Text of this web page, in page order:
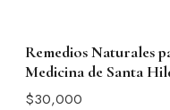
Remedios Naturales
Medicina de Santa
$30,000